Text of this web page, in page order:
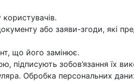
або заяви-згоди, які
що його замінює.
підписують зобов’язання їх
Обробка персональних